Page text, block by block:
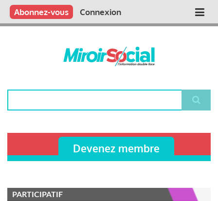
Aller
contenu
Main
Qui sommes nous ?
Vous publiez
Nous publions
Contactez-nous
Abonnez-vous Connexion
Devenez membre
PARTICIPATIF